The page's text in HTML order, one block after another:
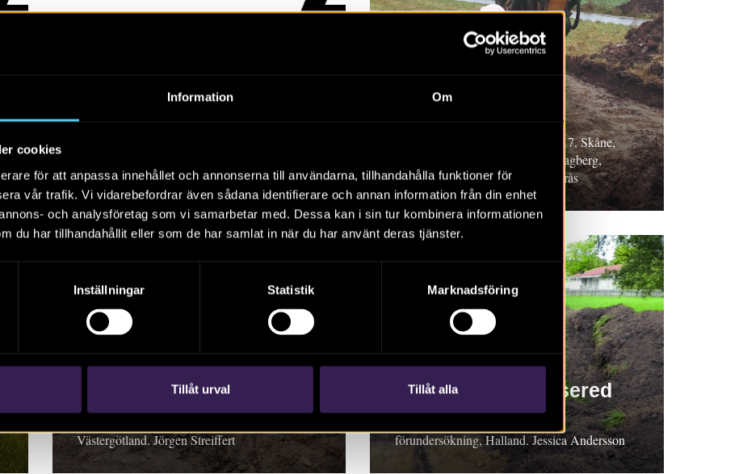
Information Om
cookies
för att anpassa innehållet och annonserna till användarna, tillhandahålla funktioner för
vår trafik. Vi vidarebefordrar även sådana identifierare och annan information från din enhet
och analysföretag som vi samarbetar med. Dessa kan i sin tur kombinera informationen
du har tillhandahållit eller som de har samlat in när du har använt deras tjänster.
Inställningar Statistik Marknadsföring
Tillåt urval Tillåt alla
RAPPORT 2018:20
Östra Torn 29:8
Stark
Stångby 5:28
Arkeologisk förundersökning 2017, Skåne,
Magnus Artursson, Christoﬀer Hagberg,
Mathilda Kjällquist och Per Lagerås
E20 Bälinge–Siene
Västergötland. Jörgen Streiffert
En boplats i Algusered
förundersökning, Halland. Jessica Andersson